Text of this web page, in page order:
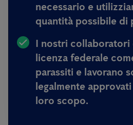
necessario e
quantità possibile di
I nostri collaboratori
licenza federale
parassiti e lavorano
legalmente
loro scopo.